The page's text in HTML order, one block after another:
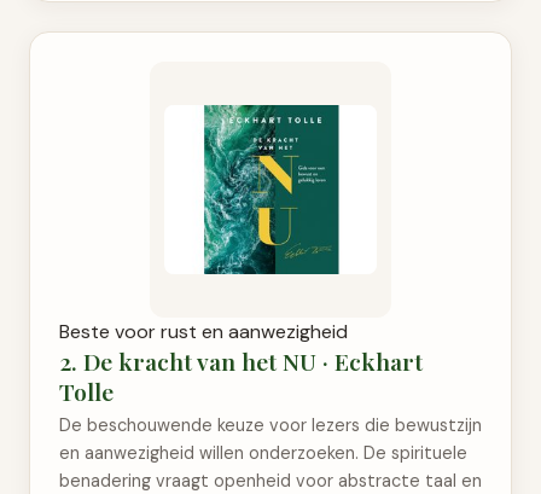
Beste voor rust en aanwezigheid
2. De kracht van het NU · Eckhart
Tolle
De beschouwende keuze voor lezers die bewustzijn
en aanwezigheid willen onderzoeken. De spirituele
benadering vraagt openheid voor abstracte taal en